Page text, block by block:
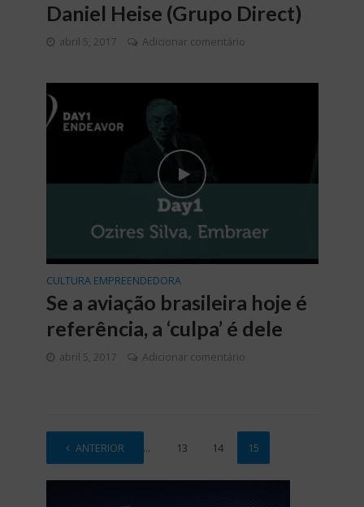
Daniel Heise (Grupo Direct)
abril 5, 2017 Adicionar comentário
CULTURA EMPREENDEDORA
Se a aviação brasileira hoje é
referência, a ‘culpa’ é dele
abril 5, 2017 Adicionar comentário
ANTERIOR
1 … 13 14 15